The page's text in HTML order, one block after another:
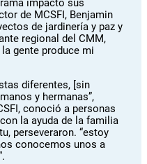
impactó sus
de MCSFI, Benjamin
de jardinería y paz y
regional del CMM,
gente produce mi
diferentes, [sin
y hermanas”,
conoció a personas
la ayuda de la familia
perseveraron. “estoy
conocemos unos a